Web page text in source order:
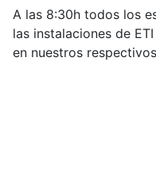
A las 8:30h todos los
las instalaciones de
en nuestros